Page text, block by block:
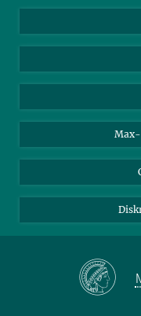
Biomolekulare
Kolloidchemie
Nachhaltige und Bio-